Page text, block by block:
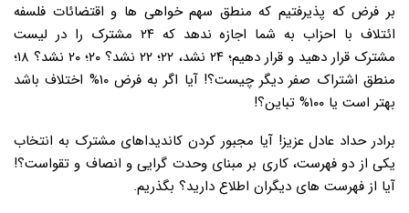
بر فرض که پذیرفتیم که منطق سهم خواهی ها و اقتضائات فلسفه
ائتلاف با احزاب به شما اجازه ندهد که ۲۴ مشترک را در لیست
مشترک قرار دهید و قرار دهیم؛ ۲۴ نشد، ۲۲؛ ۲۲ نشد؟ ۲۰؛ ۲۰ نشد؟ ۱۸؛
منطق اشتراک صفر دیگر چیست؟! آیا اگر به فرض ۱۰% اختلاف باشد
بهتر است یا ۱۰۰% تباین؟!
برادر حداد عادل عزیز! آیا مجبور کردن کاندیداهای مشترک به انتخاب
یکی از دو فهرست، کاری بر مبنای وحدت گرایی و انصاف و تقواست؟!
آیا از فهرست های دیگران اطلاع دارید؟ بگذریم.